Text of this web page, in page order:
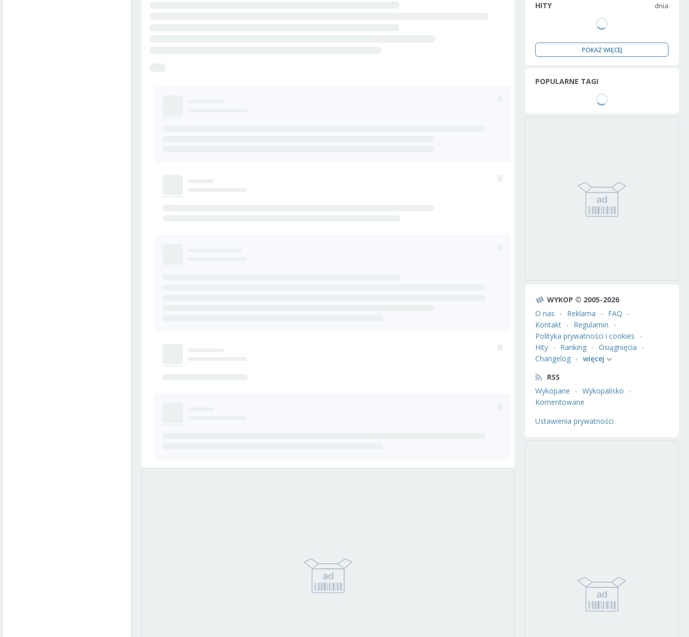
HITY dnia
POKAŻ WIĘCEJ
POPULARNE TAGI
WYKOP © 2005-2026
O nas
Reklama
FAQ
Kontakt
Regulamin
Polityka prywatności i cookies
Hity
Ranking
Osiągnięcia
Changelog
więcej
RSS
Wykopane
Wykopalisko
Komentowane
Ustawienia prywatności